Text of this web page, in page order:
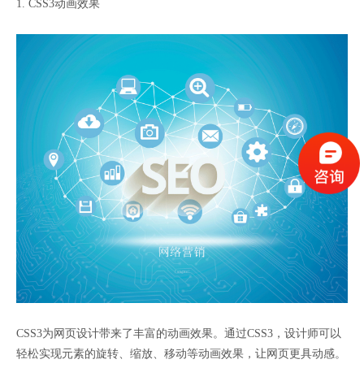
1. CSS3动画效果
CSS3为网页设计带来了丰富的动画效果。通过CSS3，设计师可以
轻松实现元素的旋转、缩放、移动等动画效果，让网页更具动感。